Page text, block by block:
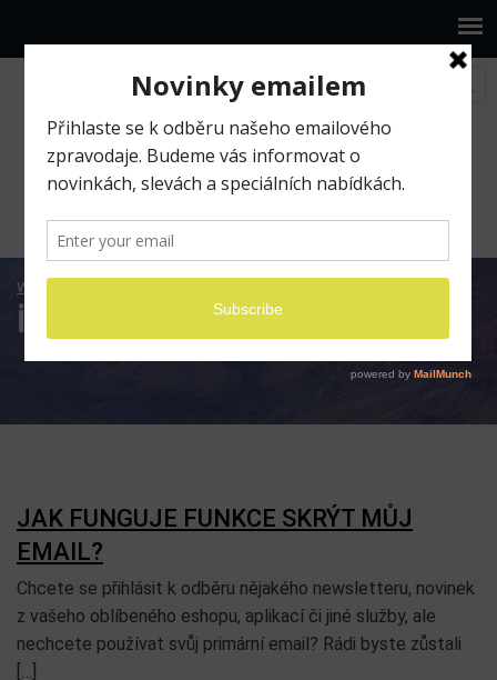
www.ilumio.cz
iphone
JAK FUNGUJE FUNKCE SKRÝT MŮJ
EMAIL?
Chcete se přihlásit k odběru nějakého newsletteru, novinek
z vašeho oblíbeného eshopu, aplikací či jiné služby, ale
nechcete používat svůj primární email? Rádi byste zůstali
[…]